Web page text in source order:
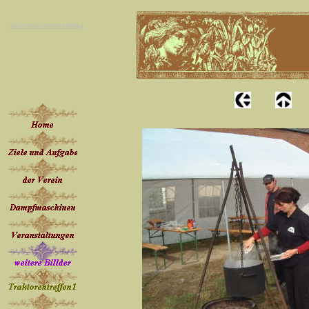
Suchmaschineneintrag